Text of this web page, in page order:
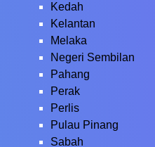
Kedah
Kelantan
Melaka
Negeri Sembilan
Pahang
Perak
Perlis
Pulau Pinang
Sabah